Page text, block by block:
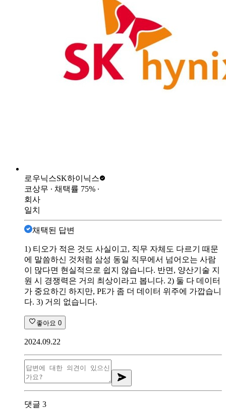
로우닉스SK하이닉스
코상무 ∙ 채택률 75% ∙
회사
일치
채택된 답변
1) 티오가 적은 것도 사실이고, 직무 자체도 다르기 때문
에 말씀하신 것처럼 삼성 동일 직무에서 넘어오는 사람
이 많다면 현실적으로 쉽지 않습니다. 반면, 양산기술 지
원 시 경쟁력은 거의 최상이라고 봅니다. 2) 둘 다 데이터
가 중요하긴 하지만, PE가 좀 더 데이터 위주에 가깝습니
다. 3) 거의 없습니다.
좋아요 0
2024.09.22
댓글 3